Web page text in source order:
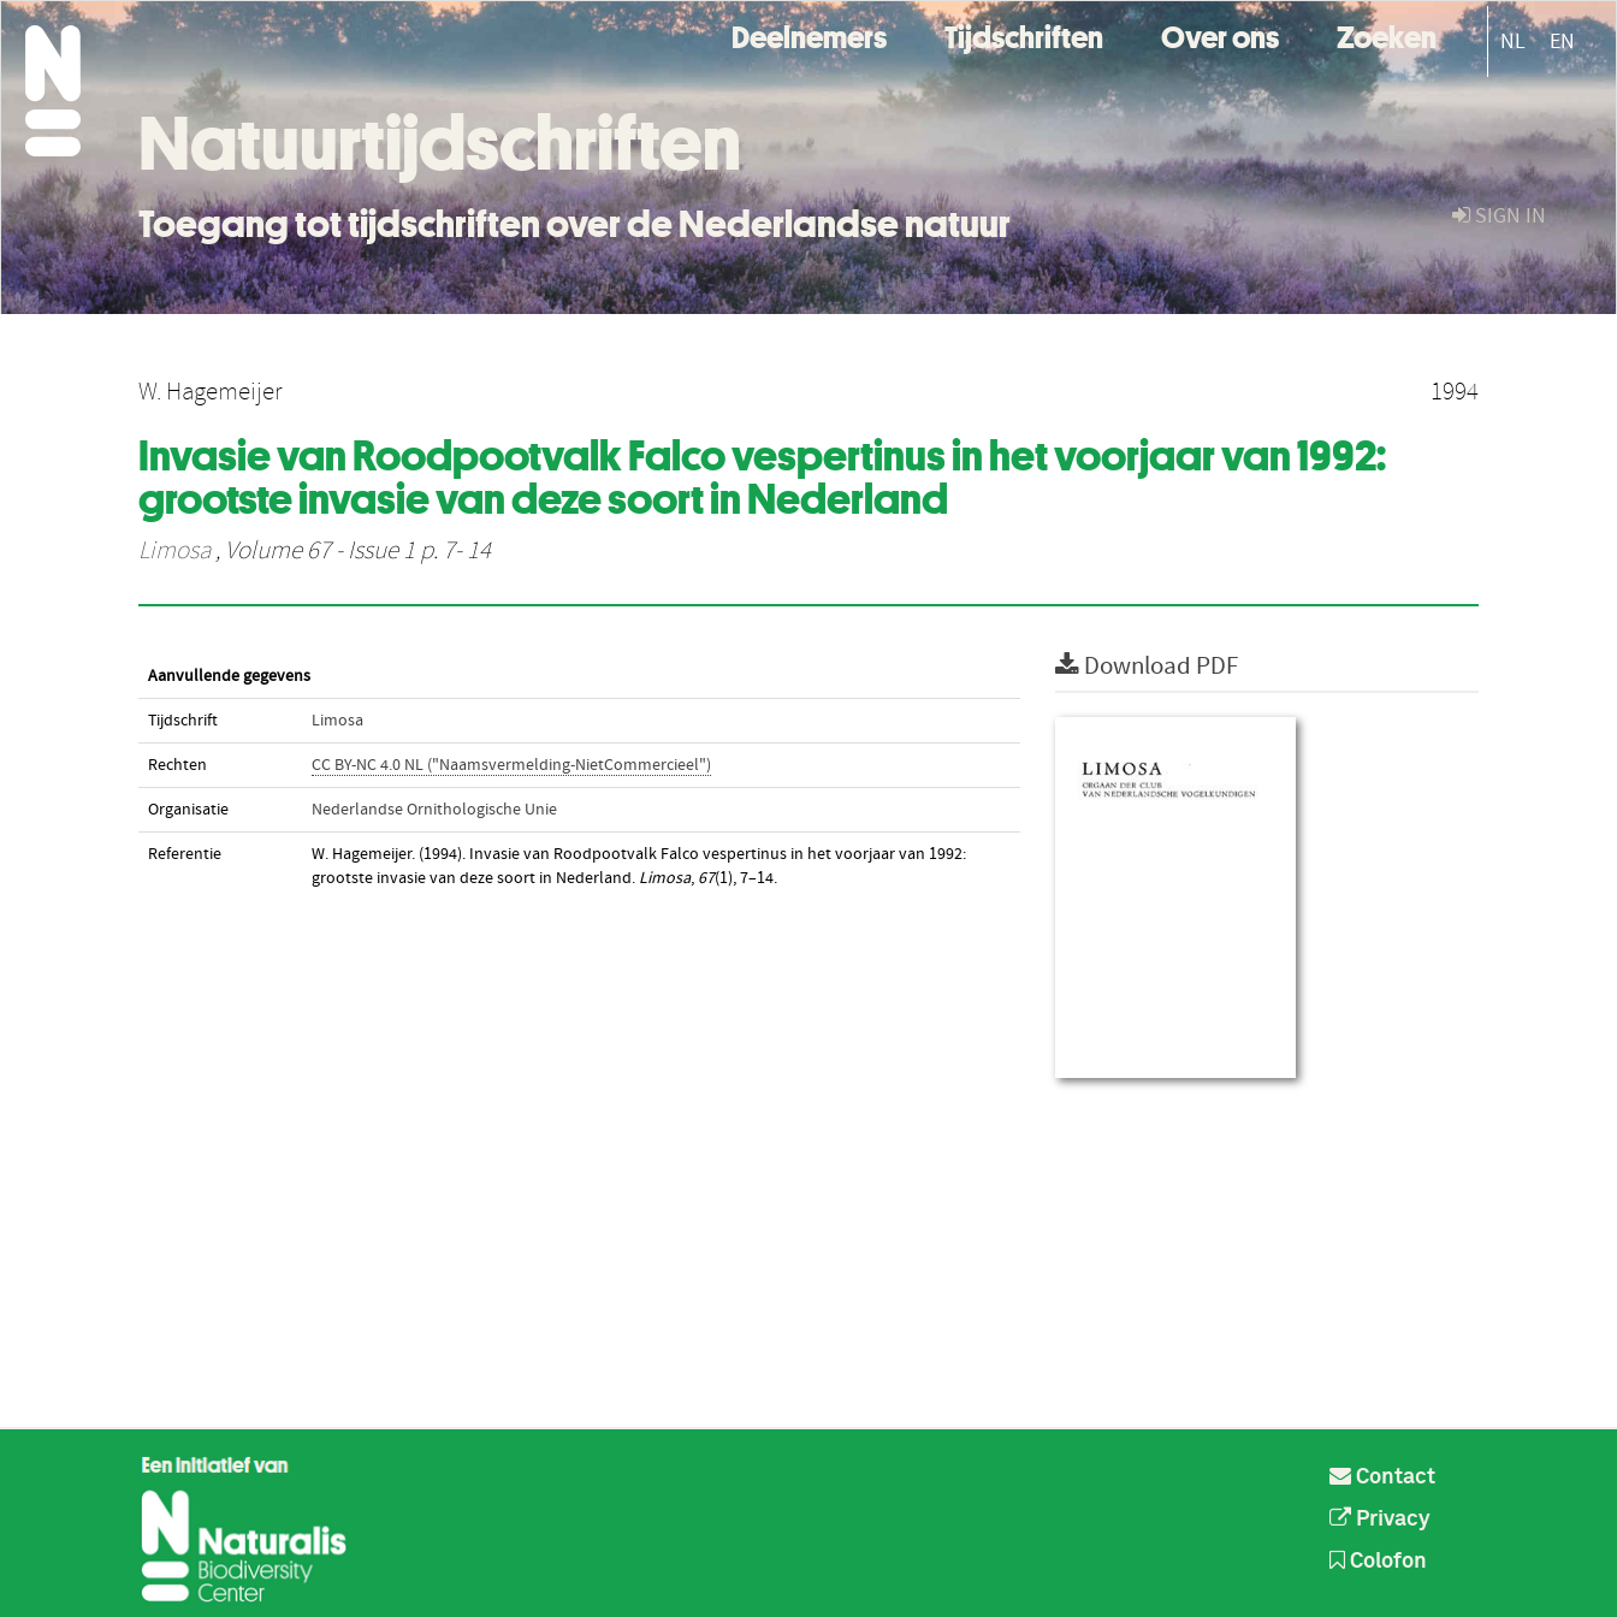
Deelnemers Tijdschriften Over ons Zoeken NL EN
SIGN IN
Natuurtijdschriften
Toegang tot tijdschriften over de Nederlandse natuur
W. Hagemeijer 1994
Invasie van Roodpootvalk Falco vespertinus in het voorjaar van 1992:
grootste invasie van deze soort in Nederland
Limosa, Volume 67 - Issue 1 p. 7- 14
Aanvullende gegevens
Tijdschrift Limosa
Rechten CC BY-NC 4.0 NL ("Naamsvermelding-NietCommercieel")
Organisatie Nederlandse Ornithologische Unie
Referentie
W. Hagemeijer. (1994). Invasie van Roodpootvalk Falco vespertinus in het voorjaar van 1992:
grootste invasie van deze soort in Nederland. Limosa, 67(1), 7–14.
Download PDF
Contact
Privacy
Colofon